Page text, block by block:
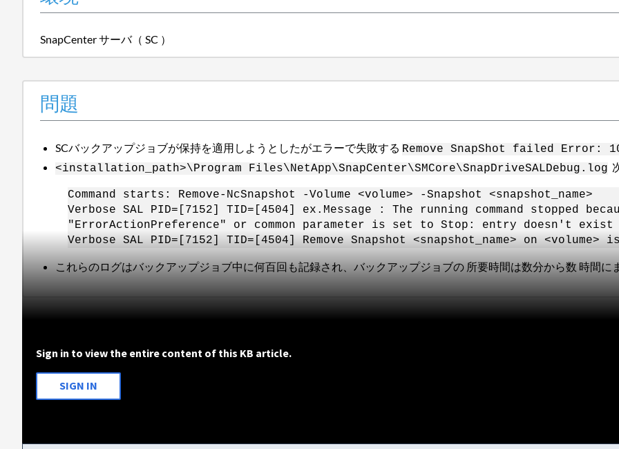
SnapCenter サーバ（ SC ）
問題
SCバックアップジョブが保持を適用しようとしたがエラーで失敗する Remove SnapShot failed Error:
<installation_path>\Program Files\NetApp\SnapCenter\SMCore\SnapDriveSALDebug.log
Command starts: Remove-NcSnapshot -Volume <volume> -Snapshot <snapshot_name>
Verbose SAL PID=[7152] TID=[4504] ex.Message : The running command stopped
"ErrorActionPreference" or common parameter is set to Stop: entry doesn't exist
Verbose SAL PID=[7152] TID=[4504] Remove Snapshot <snapshot_name> on
これらのログはバックアップジョブ中に何百回も記録され、バックアップジョブの 所要時間は数分から数 時間
Sign in to view the entire content of this KB article.
SIGN IN